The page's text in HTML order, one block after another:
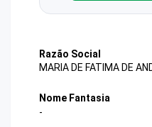
Razão Social
MARIA DE FATIMA DE
Nome Fantasia
-